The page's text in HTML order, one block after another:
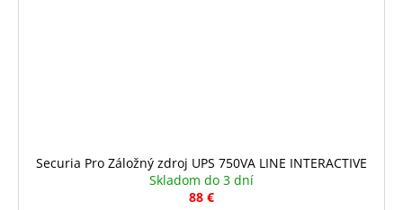
Securia Pro Záložný zdroj UPS 750VA LINE INTERACTIVE
Skladom do 3 dní
88 €